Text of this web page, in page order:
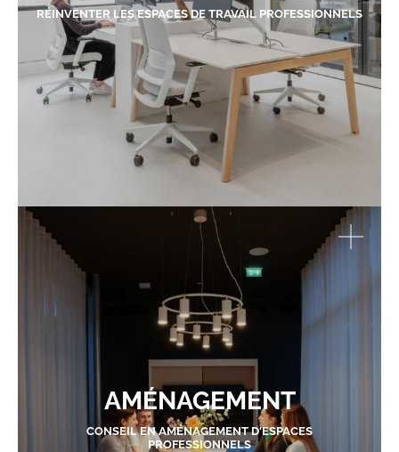
RÉINVENTER LES ESPACES DE TRAVAIL PROFESSIONNELS
AMÉNAGEMENT
CONSEIL EN AMÉNAGEMENT D'ESPACES
PROFESSIONNELS